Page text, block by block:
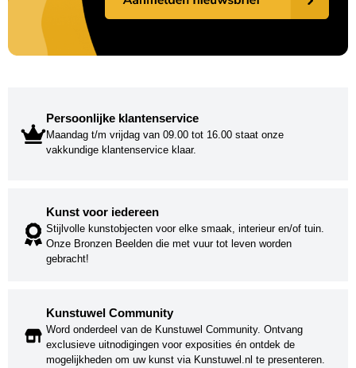
Persoonlijke klantenservice
Maandag t/m vrijdag van 09.00 tot 16.00 staat onze
vakkundige klantenservice klaar.
Kunst voor iedereen
Stijlvolle kunstobjecten voor elke smaak, interieur en/of tuin.
Onze Bronzen Beelden die met vuur tot leven worden
gebracht!
Kunstuwel Community
Word onderdeel van de Kunstuwel Community. Ontvang
exclusieve uitnodigingen voor exposities én ontdek de
mogelijkheden om uw kunst via Kunstuwel.nl te presenteren.